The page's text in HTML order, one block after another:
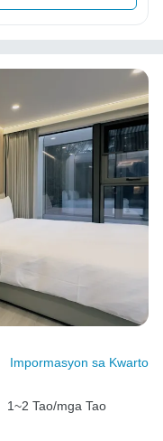
Impormasyon sa Kwarto
1~2 Tao/mga Tao